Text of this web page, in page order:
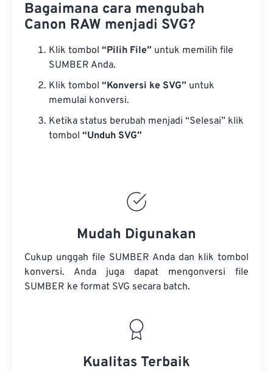
Bagaimana cara mengubah
Canon RAW menjadi SVG?
Klik tombol “Pilih File” untuk memilih file
SUMBER Anda.
Klik tombol “Konversi ke SVG” untuk
memulai konversi.
Ketika status berubah menjadi “Selesai” klik
tombol “Unduh SVG”
Mudah Digunakan
Cukup unggah file SUMBER Anda dan klik tombol
konversi. Anda juga dapat mengonversi file
SUMBER ke format SVG secara batch.
Kualitas Terbaik